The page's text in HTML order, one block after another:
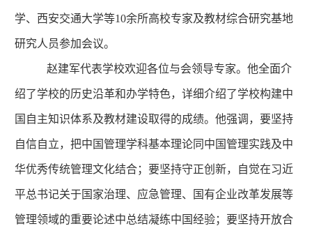
学、西安交通大学等10余所高校专家及教材综合研究基地
研究人员参加会议。
赵建军代表学校欢迎各位与会领导专家。他全面介
绍了学校的历史沿革和办学特色，详细介绍了学校构建中
国自主知识体系及教材建设取得的成绩。他强调，要坚持
自信自立，把中国管理学科基本理论同中国管理实践及中
华优秀传统管理文化结合；要坚持守正创新，自觉在习近
平总书记关于国家治理、应急管理、国有企业改革发展等
管理领域的重要论述中总结凝练中国经验；要坚持开放合